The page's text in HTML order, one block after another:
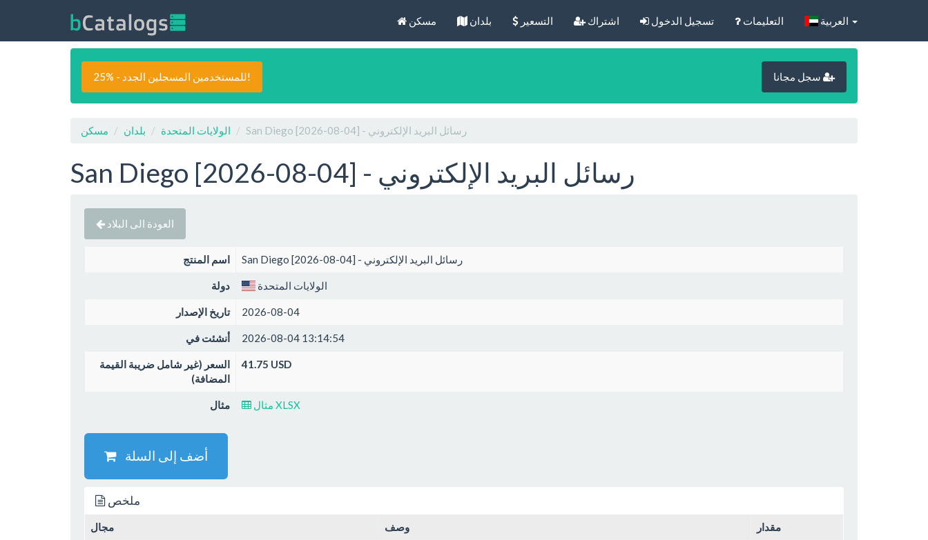
مسكن بلدان التسعير اشتراك تسجيل الدخول التعليمات
25% - للمستخدمين المسجلين الجدد!
مسكن بلدان الولايات المتحدة San Diego [2026-08-04] - رسائل البريد الإلكتروني
San Diego [2026-08-04] - رسائل البريد الإلكتروني
العودة الى البلاد
اسم المنتج San Diego [2026-08-04] - رسائل البريد الإلكتروني
دولة الولايات المتحدة
تاريخ الإصدار 2026-08-04
أنشئت في 2026-08-04 13:14:54
السعر (غير شامل ضريبة القيمة
المضافة)
41.75 USD
مثال مثال XLSX
أضف إلى السلة
ملخص
مجال وصف مقدار